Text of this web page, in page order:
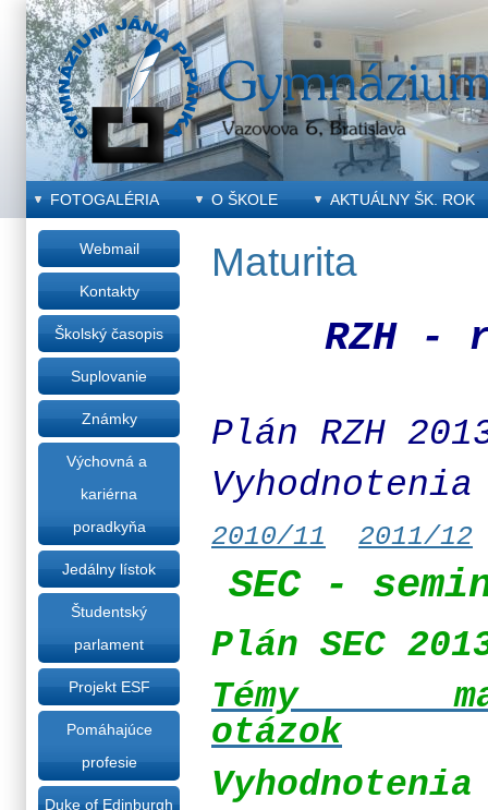
FOTOGALÉRIA O ŠKOLE AKTUÁLNY ŠK. ROK
Maturita
RZH -
Plán RZH
Vyhodnotenia
2010/11 2011/12
SEC -
Plán SEC
Témy
otázok
Vyhodnotenia
Webmail
Kontakty
Školský časopis
Suplovanie
Známky
Výchovná a
kariérna
poradkyňa
Jedálny lístok
Študentský
parlament
Projekt ESF
Pomáhajúce
profesie
Duke of Edinburgh